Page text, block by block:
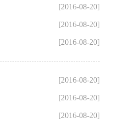
[2016-08-20]
[2016-08-20]
[2016-08-20]
[2016-08-20]
[2016-08-20]
[2016-08-20]